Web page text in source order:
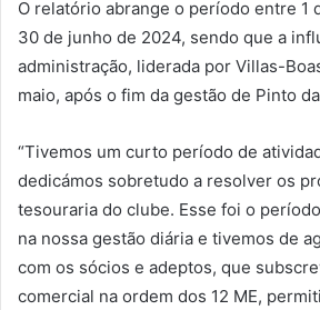
O relatório abrange o período entre 1
30 de junho de 2024, sendo que a
administração, liderada por Villas-
maio, após o fim da gestão de Pinto
“Tivemos um curto período de
dedicámos sobretudo a resolver os
tesouraria do clube. Esse foi o
na nossa gestão diária e tivemos de
com os sócios e adeptos, que
comercial na ordem dos 12 ME,